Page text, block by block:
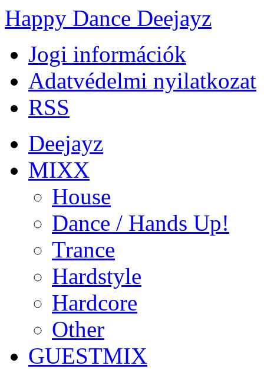
Happy Dance Deejayz
Jogi információk
Adatvédelmi nyilatkozat
RSS
Deejayz
MIXX
House
Dance / Hands Up!
Trance
Hardstyle
Hardcore
Other
GUESTMIX